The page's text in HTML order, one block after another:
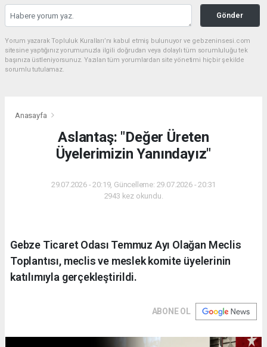
Gönder
Yorum yazarak Topluluk Kuralları’nı kabul etmiş bulunuyor ve gebzeninsesi.com
sitesine yaptığınız yorumunuzla ilgili doğrudan veya dolaylı tüm sorumluluğu tek
başınıza üstleniyorsunuz. Yazılan tüm yorumlardan site yönetimi hiçbir şekilde
sorumlu tutulamaz.
Anasayfa
Aslantaş: "Değer Üreten
Üyelerimizin Yanındayız"
29.07.2026 - 20:19, Güncelleme: 29.07.2026 - 20:31
2943 kez okundu.
Gebze Ticaret Odası Temmuz Ayı Olağan Meclis
Toplantısı, meclis ve meslek komite üyelerinin
katılımıyla gerçekleştirildi.
ABONE OL